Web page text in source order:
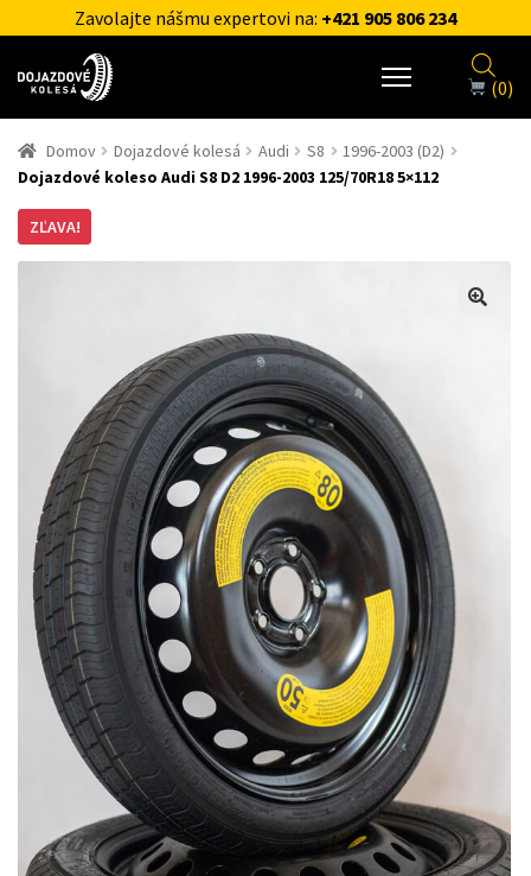
Zavolajte nášmu expertovi na: +421 905 806 234
(0)
Domov Dojazdové kolesá Audi S8
1996-2003 (D2)
Dojazdové koleso Audi S8 D2 1996-2003 125/70R18 5×112
ZĽAVA!